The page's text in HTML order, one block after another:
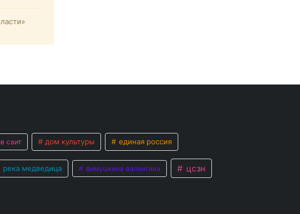
саит дом культуры единая россия
река медведица фимушкина валентина цсзн